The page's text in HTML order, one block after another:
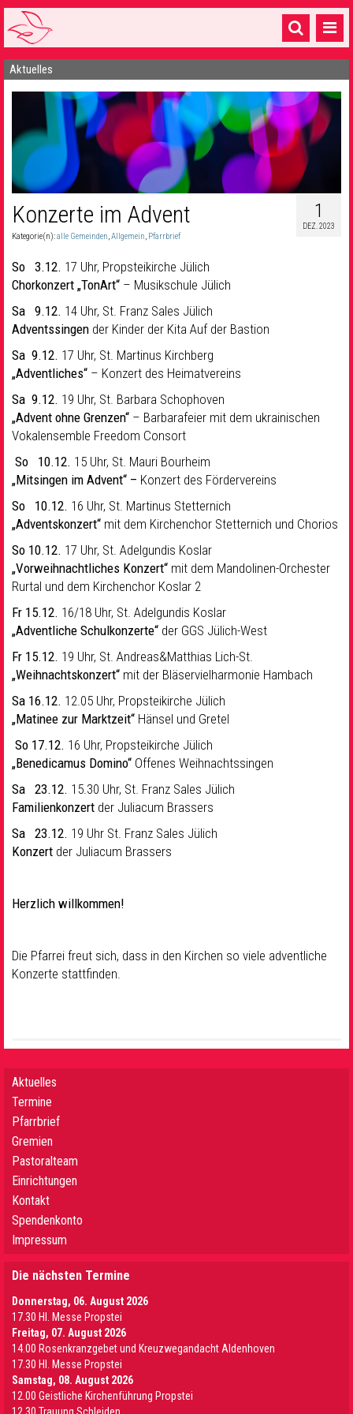
Startseite
1 Pfarrei
16 Gemeinden & mehr
Gottesdienste & Sinnsuche
Gemeinschaft & Soziales
Musik& Kultur
Seelsorge & Kontakt
Aktuelles
1
DEZ. 2023
Konzerte im Advent
Kategorie(n):alle Gemeinden,Allgemein, Pfarrbrief
So 3.12. 17 Uhr, Propsteikirche Jülich
Chorkonzert „TonArt“ – Musikschule Jülich
Sa 9.12. 14 Uhr, St. Franz Sales Jülich
Adventssingen der Kinder der Kita Auf der Bastion
Sa 9.12. 17 Uhr, St. Martinus Kirchberg
„Adventliches“ – Konzert des Heimatvereins
Sa 9.12. 19 Uhr, St. Barbara Schophoven
„Advent ohne Grenzen“ – Barbarafeier mit dem ukrainischen
Vokalensemble Freedom Consort
So 10.12. 15 Uhr, St. Mauri Bourheim
„Mitsingen im Advent“ – Konzert des Fördervereins
So 10.12. 16 Uhr, St. Martinus Stetternich
„Adventskonzert“ mit dem Kirchenchor Stetternich und Chorios
So 10.12. 17 Uhr, St. Adelgundis Koslar
„Vorweihnachtliches Konzert“ mit dem Mandolinen-Orchester
Rurtal und dem Kirchenchor Koslar 2
Fr 15.12. 16/18 Uhr, St. Adelgundis Koslar
„Adventliche Schulkonzerte“ der GGS Jülich-West
Fr 15.12. 19 Uhr, St. Andreas&Matthias Lich-St.
„Weihnachtskonzert“ mit der Bläservielharmonie Hambach
Sa 16.12. 12.05 Uhr, Propsteikirche Jülich
„Matinee zur Marktzeit“ Hänsel und Gretel
So 17.12. 16 Uhr, Propsteikirche Jülich
„Benedicamus Domino“ Offenes Weihnachtssingen
Sa 23.12. 15.30 Uhr, St. Franz Sales Jülich
Familienkonzert der Juliacum Brassers
Sa 23.12. 19 Uhr St. Franz Sales Jülich
Konzert der Juliacum Brassers
Herzlich willkommen!
Die Pfarrei freut sich, dass in den Kirchen so viele adventliche
Konzerte stattfinden.
Aktuelles
Termine
Pfarrbrief
Gremien
Pastoralteam
Einrichtungen
Kontakt
Spendenkonto
Impressum
Die nächsten Termine
Donnerstag, 06. August 2026
17.30 Hl. Messe Propstei
Freitag, 07. August 2026
14.00 Rosenkranzgebet und Kreuzwegandacht Aldenhoven
17.30 Hl. Messe Propstei
Samstag, 08. August 2026
12.00 Geistliche Kirchenführung Propstei